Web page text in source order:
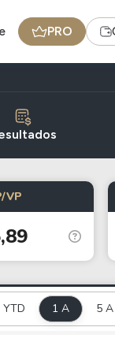
PRO
FII
VP
YTD 1 A 5 A